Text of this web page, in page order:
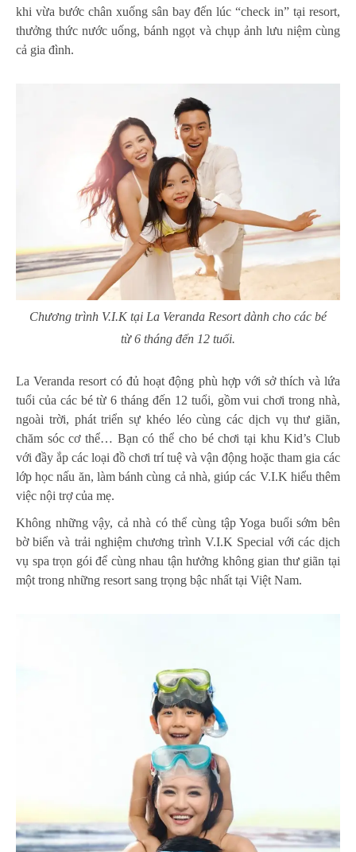
khi vừa bước chân xuống sân bay đến lúc “check in” tại resort,
thưởng thức nước uống, bánh ngọt và chụp ảnh lưu niệm cùng
cả gia đình.
Chương trình V.I.K tại La Veranda Resort dành cho các bé
từ 6 tháng đến 12 tuổi.
La Veranda resort có đủ hoạt động phù hợp với sở thích và lứa
tuổi của các bé từ 6 tháng đến 12 tuổi, gồm vui chơi trong nhà,
ngoài trời, phát triển sự khéo léo cùng các dịch vụ thư giãn,
chăm sóc cơ thể… Bạn có thể cho bé chơi tại khu Kid’s Club
với đầy ắp các loại đồ chơi trí tuệ và vận động hoặc tham gia các
lớp học nấu ăn, làm bánh cùng cả nhà, giúp các V.I.K hiểu thêm
việc nội trợ của mẹ.
Không những vậy, cả nhà có thể cùng tập Yoga buổi sớm bên
bờ biển và trải nghiệm chương trình V.I.K Special với các dịch
vụ spa trọn gói để cùng nhau tận hưởng không gian thư giãn tại
một trong những resort sang trọng bậc nhất tại Việt Nam.